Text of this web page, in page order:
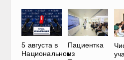
5 августа в
Национальном
Пациентка
из